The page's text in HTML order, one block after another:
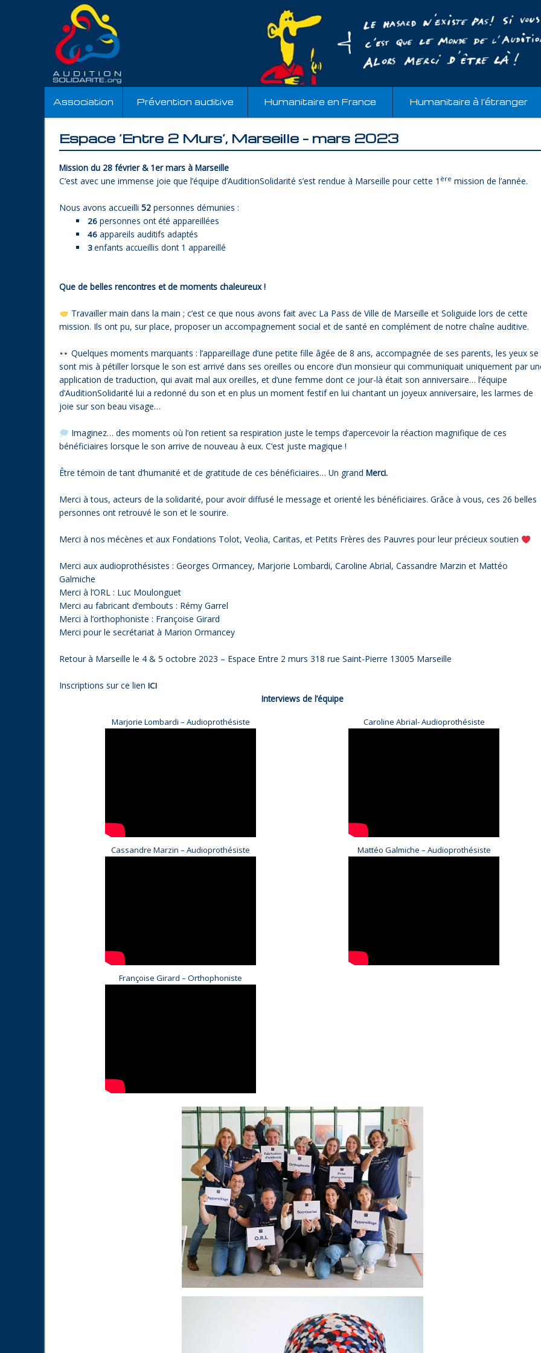
Association Prévention auditive Humanitaire en France Humanitaire à l’étranger
Espace ‘Entre 2 Murs’, Marseille – mars 2023
Mission du 28 février & 1er mars à Marseille
C’est avec une immense joie que l’équipe d’AuditionSolidarité s’est rendue à Marseille pour cette 1 ère mission de l’année.
Nous avons accueilli 52personnes démunies :
26 personnes ont été appareillées
46 appareils auditifs adaptés
3enfants accueillis dont 1 appareillé
Que de belles rencontres et de moments chaleureux !
Travailler main dans la main ; c’est ce que nous avons fait avec La Pass de Ville de Marseille et Soliguide lors de cette
mission. Ils ont pu, sur place, proposer un accompagnement social et de santé en complément de notre chaîne auditive.
Quelques moments marquants : l’appareillage d’une petite fille âgée de 8 ans, accompagnée de ses parents, les yeux se
sont mis à pétiller lorsque le son est arrivé dans ses oreilles ou encore d’un monsieur qui communiquait uniquement par
application de traduction, qui avait mal aux oreilles, et d’une femme dont ce jour-là était son anniversaire… l’équipe
d’AuditionSolidarité lui a redonné du son et en plus un moment festif en lui chantant un joyeux anniversaire, les larmes de
joie sur son beau visage…
Imaginez… des moments où l’on retient sa respiration juste le temps d’apercevoir la réaction magnifique de ces
bénéficiaires lorsque le son arrive de nouveau à eux. C’est juste magique !
Être témoin de tant d’humanité et de gratitude de ces bénéficiaires… Un grand Merci.
Merci à tous, acteurs de la solidarité, pour avoir diffusé le message et orienté les bénéficiaires. Grâce à vous, ces 26 belles
personnes ont retrouvé le son et le sourire.
Merci à nos mécènes et aux Fondations Tolot, Veolia, Caritas, et Petits Frères des Pauvres pour leur précieux soutien
Merci aux audioprothésistes : Georges Ormancey, Marjorie Lombardi, Caroline Abrial, Cassandre Marzin et Mattéo
Galmiche
Merci à l’ORL : Luc Moulonguet
Merci au fabricant d’embouts : Rémy Garrel
Merci à l’orthophoniste : Françoise Girard
Merci pour le secrétariat à Marion Ormancey
Retour à Marseille le 4 & 5 octobre 2023 – Espace Entre 2 murs 318 rue Saint-Pierre 13005 Marseille
Inscriptions sur ce lien ICI
Interviews de l’équipe
Marjorie Lombardi – Audioprothésiste Caroline Abrial- Audioprothésiste
Cassandre Marzin – Audioprothésiste Mattéo Galmiche – Audioprothésiste
Françoise Girard – Orthophoniste